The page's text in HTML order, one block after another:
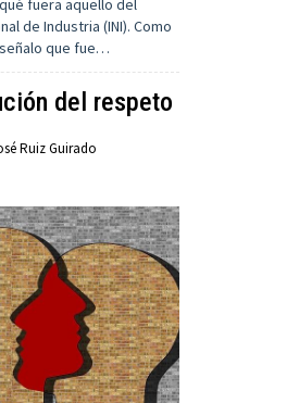
fuera aquello del
de Industria (INI). Como
que fue…
del respeto
Ruiz Guirado